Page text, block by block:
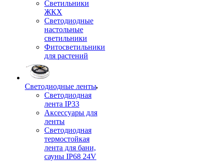
Светильники
ЖКХ
Светодиодные
настольные
светильники
Фитосветильники
для растений
Светодиодные ленты
Светодиодная
лента IP33
Аксессуары для
ленты
Светодиодная
термостойкая
лента для бани,
сауны IP68 24V